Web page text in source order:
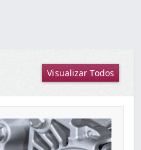
Visualizar Todos